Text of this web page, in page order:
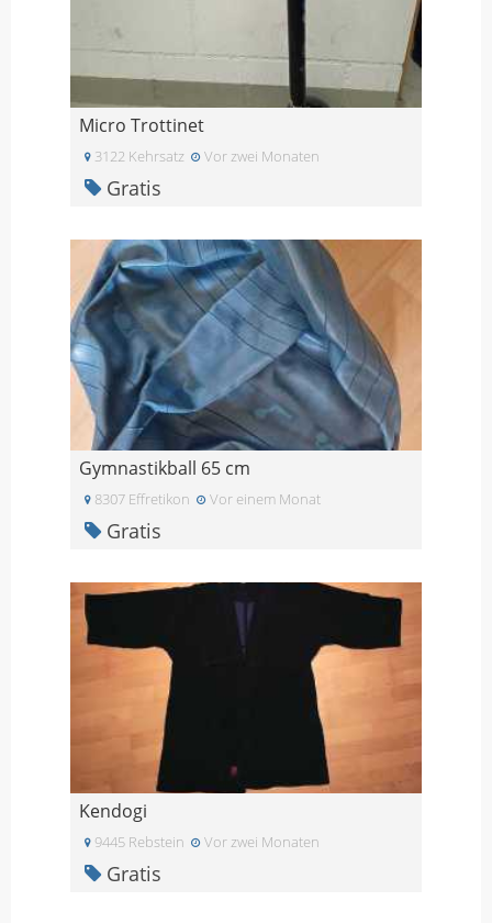
Micro Trottinet
3122 Kehrsatz Vor zwei Monaten
Gratis
Gymnastikball 65 cm
8307 Effretikon Vor einem Monat
Gratis
Kendogi
9445 Rebstein Vor zwei Monaten
Gratis